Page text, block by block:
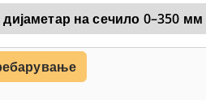
на сечило 0–350 мм